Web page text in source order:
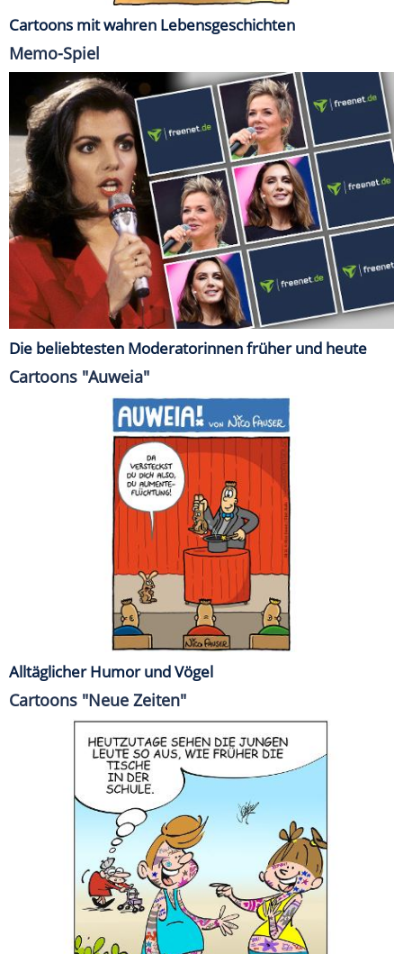
Cartoons mit wahren Lebensgeschichten
Memo-Spiel
Die beliebtesten Moderatorinnen früher und heute
Cartoons "Auweia"
Alltäglicher Humor und Vögel
Cartoons "Neue Zeiten"